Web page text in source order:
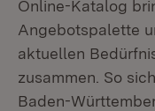
Online-Katalog
Angebotspalette
aktuellen
zusammen. So
Baden-